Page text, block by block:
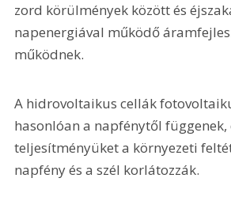
zord körülmények között és
napenergiával működő
működnek.
A hidrovoltaikus cellák
hasonlóan a napfénytől függenek,
teljesítményüket a környezeti
napfény és a szél korlátozzák.